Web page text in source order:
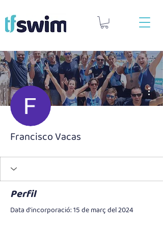
Francisco Vacas
Perfil
Data d'incorporació: 15 de març del 2024